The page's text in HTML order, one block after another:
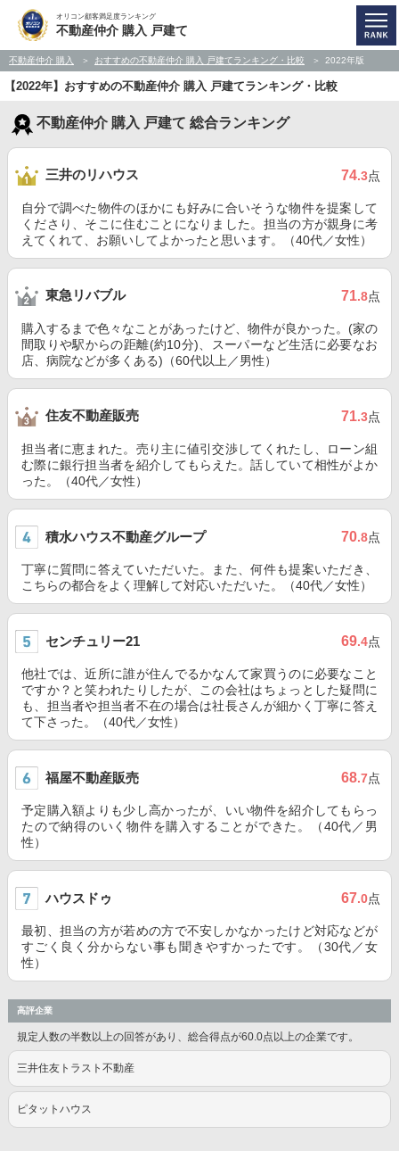
オリコン顧客満足度ランキング
不動産仲介 購入 戸建て
不動産仲介 購入 おすすめの不動産仲介 購入 戸建てランキング・比較 2022年版
【2022年】おすすめの不動産仲介 購入 戸建てランキング・比較
不動産仲介 購入 戸建て 総合ランキング
三井のリハウス 74.3点
自分で調べた物件のほかにも好みに合いそうな物件を提案して
くださり、そこに住むことになりました。担当の方が親身に考
えてくれて、お願いしてよかったと思います。（40代／女性）
東急リバブル 71.8点
購入するまで色々なことがあったけど、物件が良かった。(家の
間取りや駅からの距離(約10分)、スーパーなど生活に必要なお
店、病院などが多くある)（60代以上／男性）
住友不動産販売 71.3点
担当者に恵まれた。売り主に値引交渉してくれたし、ローン組
む際に銀行担当者を紹介してもらえた。話していて相性がよか
った。（40代／女性）
積水ハウス不動産グループ 70.8点
丁寧に質問に答えていただいた。また、何件も提案いただき、
こちらの都合をよく理解して対応いただいた。（40代／女性）
センチュリー21 69.4点
他社では、近所に誰が住んでるかなんて家買うのに必要なこと
ですか？と笑われたりしたが、この会社はちょっとした疑問に
も、担当者や担当者不在の場合は社長さんが細かく丁寧に答え
て下さった。（40代／女性）
福屋不動産販売 68.7点
予定購入額よりも少し高かったが、いい物件を紹介してもらっ
たので納得のいく物件を購入することができた。（40代／男
性）
ハウスドゥ 67.0点
最初、担当の方が若めの方で不安しかなかったけど対応などが
すごく良く分からない事も聞きやすかったです。（30代／女
性）
高評企業
規定人数の半数以上の回答があり、総合得点が60.0点以上の企業です。
三井住友トラスト不動産
ピタットハウス